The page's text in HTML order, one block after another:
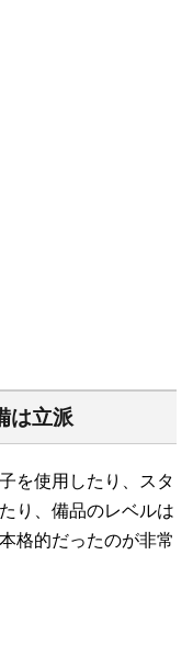
は立派
を使用したり、スタ
り、備品のレベルは
格的だったのが非常